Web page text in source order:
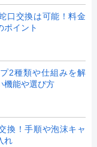
口交換は可能！料金
ポイント
2種類や仕組みを解
機能や選び方
換！手順や泡沫キャ
れ